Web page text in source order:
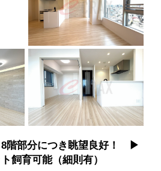
8階部分につき眺望良好！ ▶︎
飼育可能（細則有）